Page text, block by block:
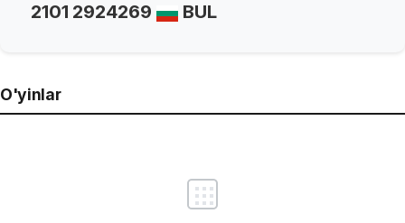
2101 2924269 BUL
O'yinlar